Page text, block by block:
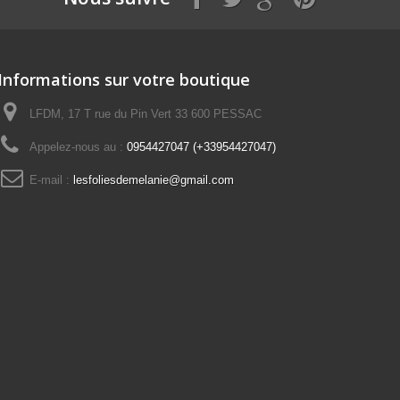
Informations sur votre boutique
LFDM, 17 T rue du Pin Vert 33 600 PESSAC
Appelez-nous au : 0954427047 (+33954427047)
E-mail : lesfoliesdemelanie@gmail.com